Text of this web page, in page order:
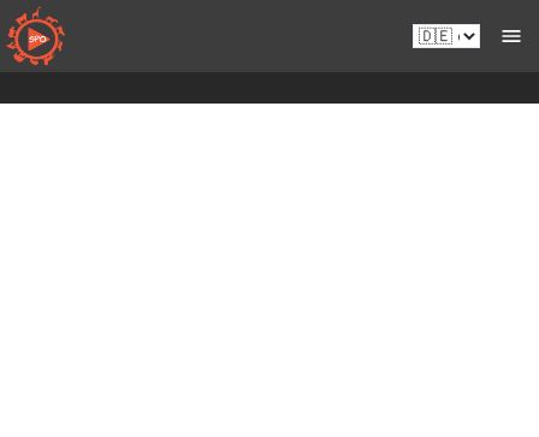
Zum
Inhalt
springen
de.sportsmansparadiseonline.com
Live-
Wildkameras